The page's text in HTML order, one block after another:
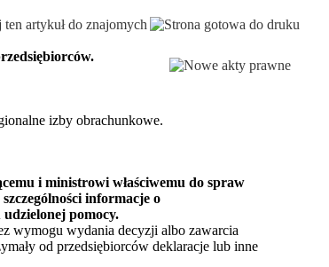
izby obrachunkowe.
i ministrowi właściwemu do spraw
informacje o
pomocy.
wymogu wydania decyzji albo zawarcia
od przedsiębiorców deklaracje lub inne